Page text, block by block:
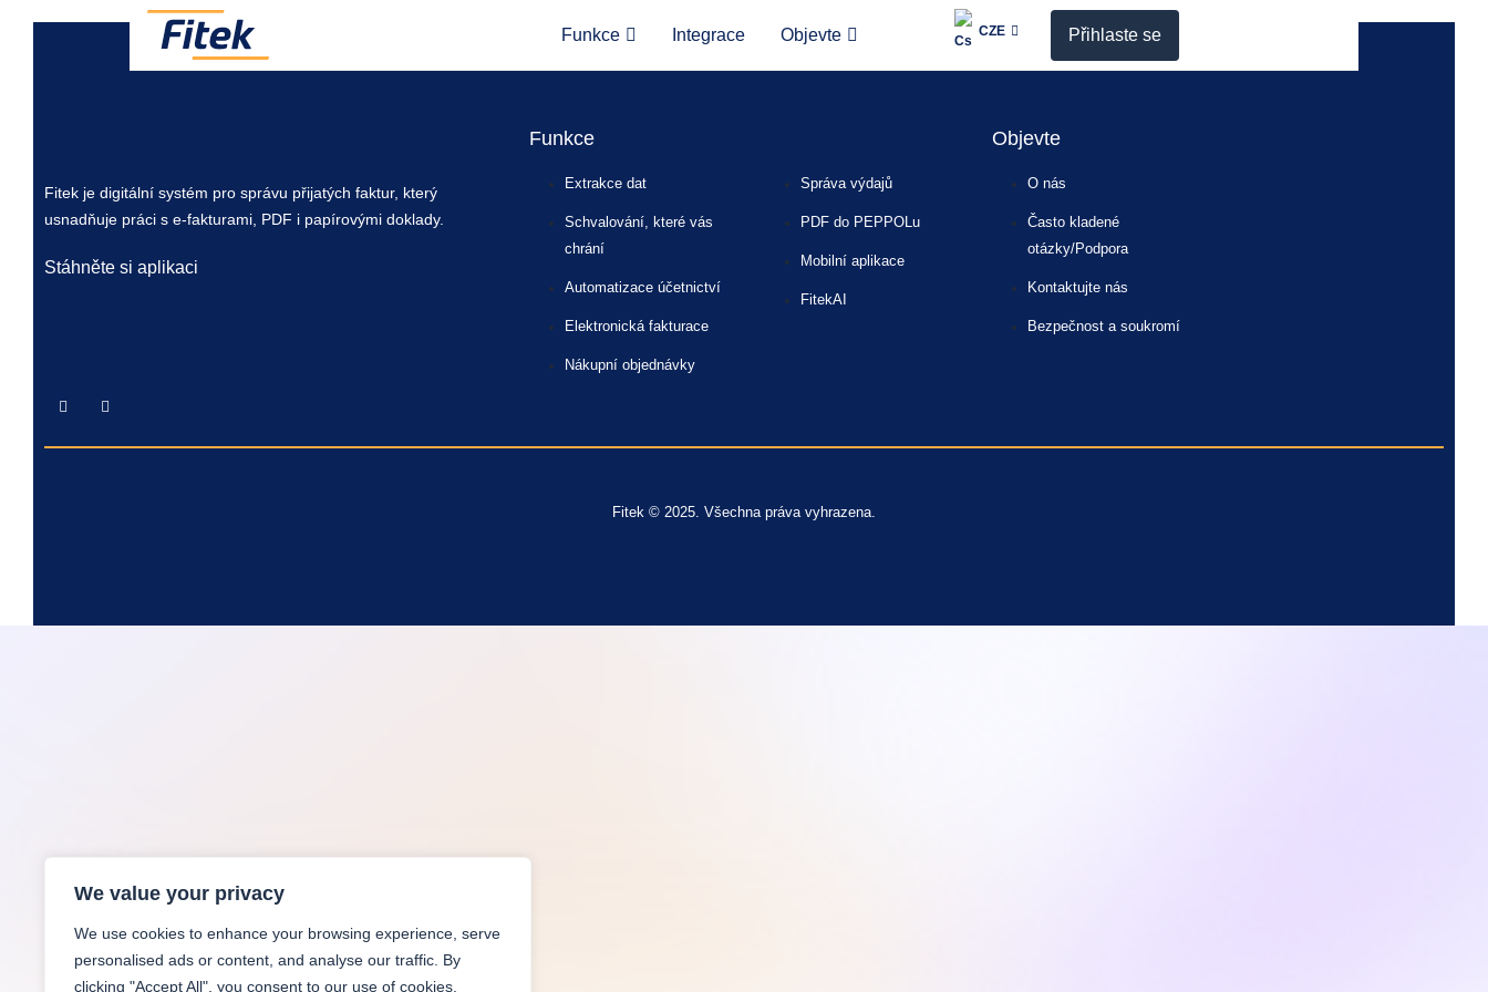
We value your privacy
We use cookies to enhance your browsing experience, serve
personalised ads or content, and analyse our traffic. By
clicking "Accept All", you consent to our use of cookies.
Funkce Integrace Objevte CZE Přihlaste se
Fitek je digitální systém pro správu přijatých faktur, který
usnadňuje práci s e-fakturami, PDF i papírovými doklady.
Stáhněte si aplikaci
Funkce
Extrakce dat
Schvalování, které vás
chrání
Automatizace účetnictví
Elektronická fakturace
Nákupní objednávky
Správa výdajů
PDF do PEPPOLu
Mobilní aplikace
FitekAI
Objevte
O nás
Často kladené
otázky/Podpora
Kontaktujte nás
Bezpečnost a soukromí
Fitek © 2025. Všechna práva vyhrazena.